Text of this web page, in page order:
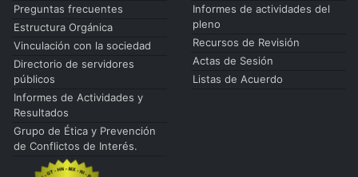
Preguntas frecuentes
Estructura Orgánica
Vinculación con la sociedad
Directorio de servidores
públicos
Informes de Actividades y
Resultados
Grupo de Ética y Prevención
de Conflictos de Interés.
Informes de actividades del
pleno
Recursos de Revisión
Actas de Sesión
Listas de Acuerdo